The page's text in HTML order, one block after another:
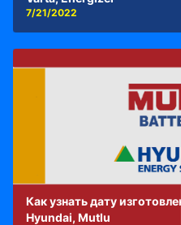
7/21/2022
Как узнать дату
Hyundai, Mutlu